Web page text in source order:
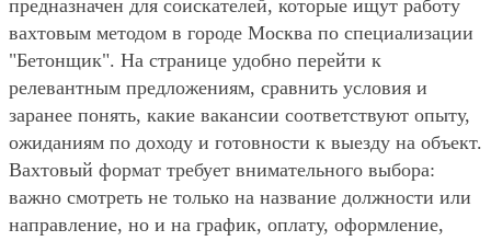
предназначен для соискателей, которые ищут работу
вахтовым методом в городе Москва по специализации
"Бетонщик". На странице удобно перейти к
релевантным предложениям, сравнить условия и
заранее понять, какие вакансии соответствуют опыту,
ожиданиям по доходу и готовности к выезду на объект.
Вахтовый формат требует внимательного выбора:
важно смотреть не только на название должности или
направление, но и на график, оплату, оформление,